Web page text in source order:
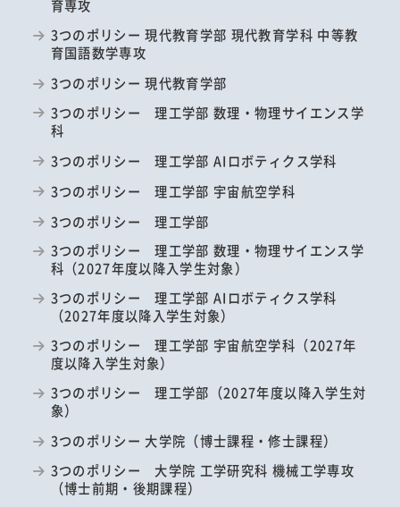
育専攻
3つのポリシー 現代教育学部 現代教育学科 中等教
育国語数学専攻
3つのポリシー 現代教育学部
3つのポリシー 理工学部 数理・物理サイエンス学
科
3つのポリシー 理工学部 AIロボティクス学科
3つのポリシー 理工学部 宇宙航空学科
3つのポリシー 理工学部
3つのポリシー 理工学部 数理・物理サイエンス学
科（2027年度以降入学生対象）
3つのポリシー 理工学部 AIロボティクス学科
（2027年度以降入学生対象）
3つのポリシー 理工学部 宇宙航空学科（2027年
度以降入学生対象）
3つのポリシー 理工学部（2027年度以降入学生対
象）
3つのポリシー 大学院（博士課程・修士課程）
3つのポリシー 大学院 工学研究科 機械工学専攻
（博士前期・後期課程）